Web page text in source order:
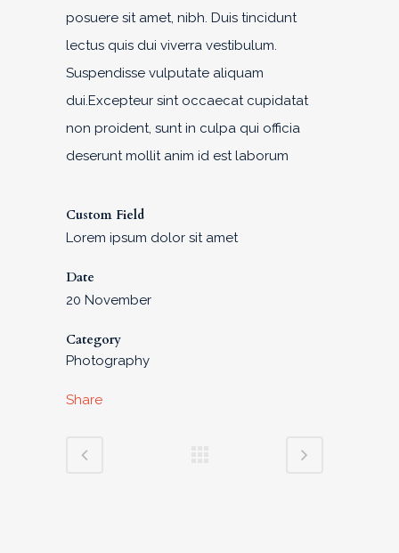
posuere sit amet, nibh. Duis tincidunt
lectus quis dui viverra vestibulum.
Suspendisse vulputate aliquam
dui.Excepteur sint occaecat cupidatat
non proident, sunt in culpa qui officia
deserunt mollit anim id est laborum
Custom Field
Lorem ipsum dolor sit amet
Date
20 November
Category
Photography
Share